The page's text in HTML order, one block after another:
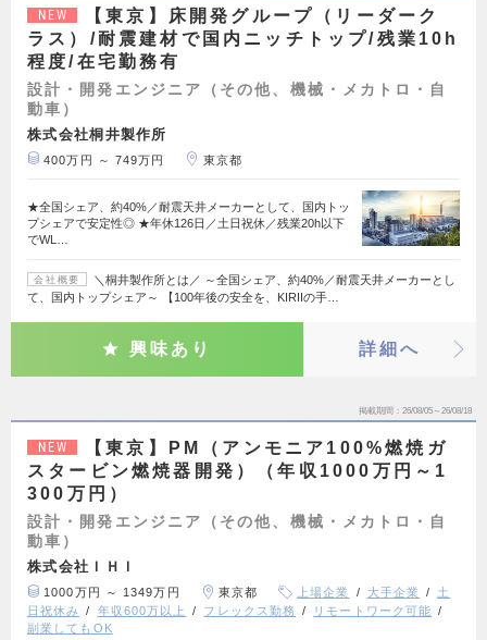
NEW
【東京】床開発グループ（リーダーク
ラス）/耐震建材で国内ニッチトップ/残業10h
程度/在宅勤務有
設計・開発エンジニア（その他、機械・メカトロ・自
動車）
株式会社桐井製作所
400万円 ～ 749万円 東京都
★全国シェア、約40%／耐震天井メーカーとして、国内トッ
プシェアで安定性◎ ★年休126日／土日祝休／残業20h以下
でWL…
会社概要
＼桐井製作所とは／ ～全国シェア、約40%／耐震天井メーカーとし
て、国内トップシェア～ 【100年後の安全を、KIRIIの手…
興味あり 詳細へ
掲載期間 26/08/05～26/08/18
NEW
【東京】PM（アンモニア100%燃焼ガ
スタービン燃焼器開発）（年収1000万円～1
300万円）
設計・開発エンジニア（その他、機械・メカトロ・自
動車）
株式会社ＩＨＩ
1000万円 ～ 1349万円 東京都 上場企業 大手企業
土
日祝休み
年収600万以上 フレックス勤務
リモートワーク可能
副業してもOK